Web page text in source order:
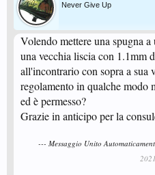
Never Give Up
Volendo mettere una spugna
una vecchia liscia con 1.1mm
all'incontrario con sopra a sua
regolamento in qualche modo
ed è permesso?
Grazie in anticipo per la
--- Messaggio Unito
2021